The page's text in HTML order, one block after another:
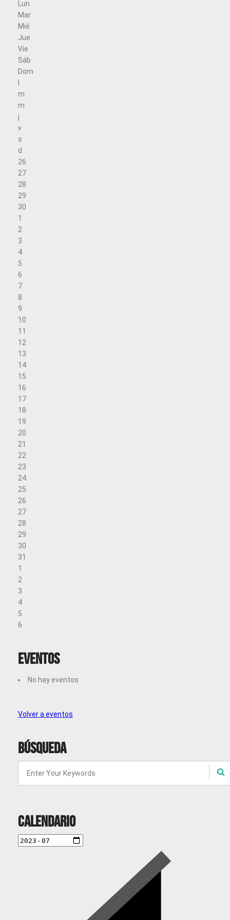
Lun
Mar
Mié
Jue
Vie
Sáb
Dom
m
m
j
v
s
d
26
27
28
29
30
1
2
3
4
5
6
7
8
9
10
11
12
13
14
15
16
17
18
19
20
21
22
23
24
25
26
27
28
29
30
31
1
2
3
4
5
6
Eventos
No hay eventos
Volver a eventos
Búsqueda
Calendario